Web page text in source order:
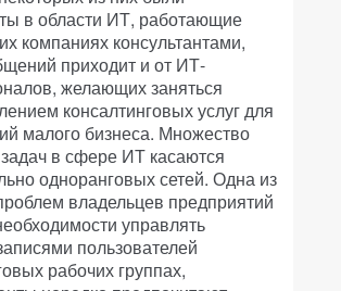
в области ИТ, работающие
компаниях консультантами,
приходит и от ИТ-
желающих заняться
консалтинговых услуг для
малого бизнеса. Множество
в сфере ИТ касаются
одноранговых сетей. Одна из
владельцев предприятий
управлять
пользователей
рабочих группах,